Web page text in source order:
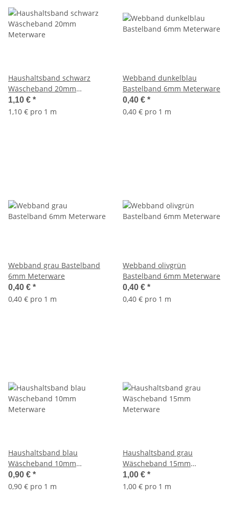
Haushaltsband schwarz
Wäscheband 20mm
Meterware
1,10 € *
1,10 € pro 1 m
Webband dunkelblau
Bastelband 6mm Meterware
0,40 € *
0,40 € pro 1 m
Webband grau Bastelband
6mm Meterware
0,40 € *
0,40 € pro 1 m
Webband olivgrün
Bastelband 6mm Meterware
0,40 € *
0,40 € pro 1 m
Haushaltsband blau
Wäscheband 10mm
Meterware
0,90 € *
0,90 € pro 1 m
Haushaltsband grau
Wäscheband 15mm
Meterware
1,00 € *
1,00 € pro 1 m